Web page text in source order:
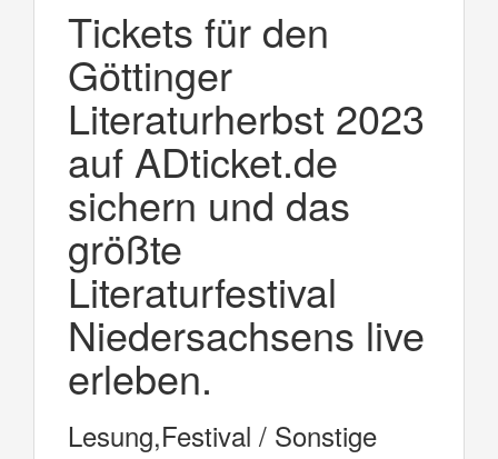
Tickets für den
Göttinger
Literaturherbst 2023
auf ADticket.de
sichern und das
größte
Literaturfestival
Niedersachsens live
erleben.
Lesung,Festival / Sonstige